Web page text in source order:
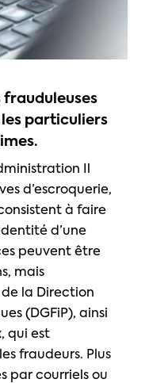
frauduleuses
particuliers
Il
d’escroquerie,
à faire
d’une
peuvent être
mais
la Direction
(DGFiP), ainsi
qui est
fraudeurs. Plus
par courriels ou